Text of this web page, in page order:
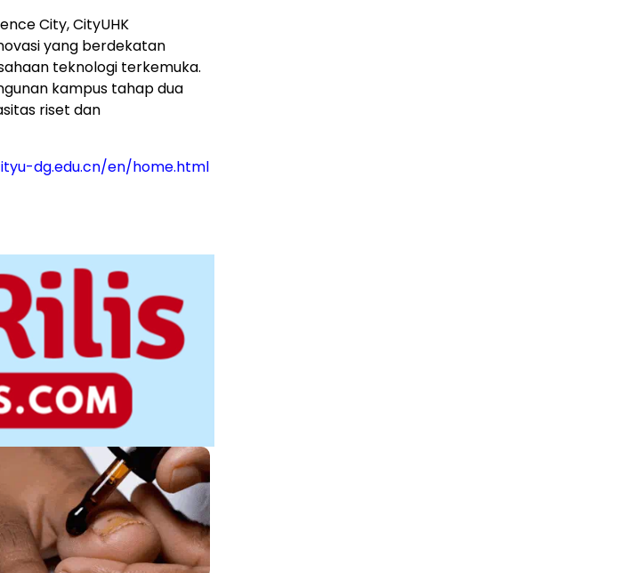
City, CityUHK
yang berdekatan
teknologi terkemuka.
kampus tahap dua
riset dan
dg.edu.cn/en/home.html